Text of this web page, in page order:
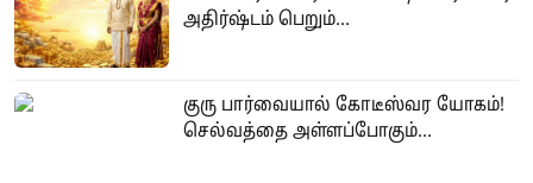
அதிர்ஷ்டம் பெறும்...
குரு பார்வையால் கோடீஸ்வர யோகம்!
செல்வத்தை அள்ளப்போகும்...